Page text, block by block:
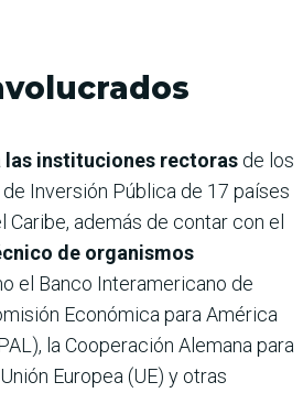
las instituciones rectoras de los
Inversión Pública de 17 países
Caribe, además de contar con el
de organismos
el Banco Interamericano de
Económica para América
la Cooperación Alemana para
Europea (UE) y otras